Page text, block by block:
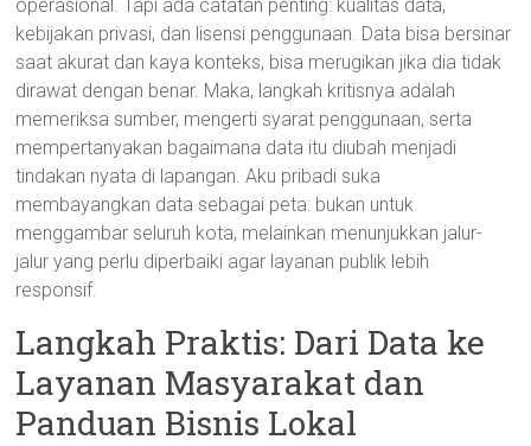
operasional. Tapi ada catatan penting: kualitas data,
kebijakan privasi, dan lisensi penggunaan. Data bisa bersinar
saat akurat dan kaya konteks, bisa merugikan jika dia tidak
dirawat dengan benar. Maka, langkah kritisnya adalah
memeriksa sumber, mengerti syarat penggunaan, serta
mempertanyakan bagaimana data itu diubah menjadi
tindakan nyata di lapangan. Aku pribadi suka
membayangkan data sebagai peta: bukan untuk
menggambar seluruh kota, melainkan menunjukkan jalur-
jalur yang perlu diperbaiki agar layanan publik lebih
responsif.
Langkah Praktis: Dari Data ke
Layanan Masyarakat dan
Panduan Bisnis Lokal